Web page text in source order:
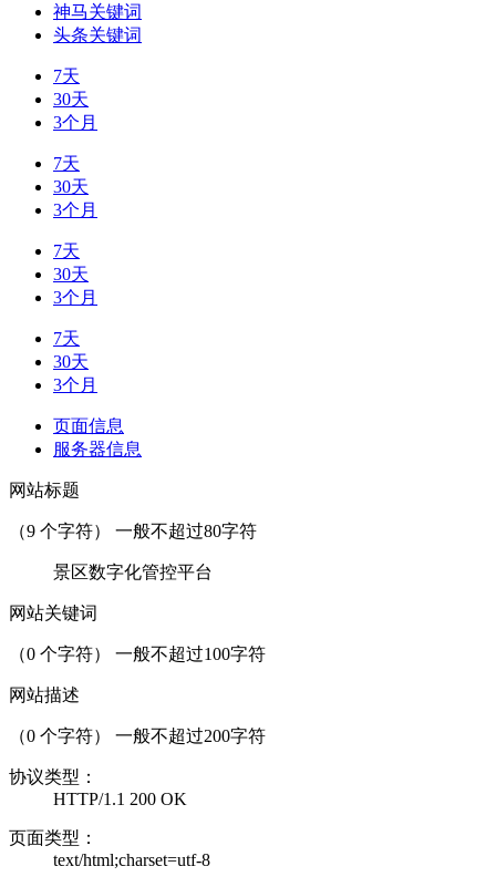
神马关键词
头条关键词
7天
30天
3个月
7天
30天
3个月
7天
30天
3个月
7天
30天
3个月
页面信息
服务器信息
网站标题
（9 个字符） 一般不超过80字符
景区数字化管控平台
网站关键词
（0 个字符） 一般不超过100字符
网站描述
（0 个字符） 一般不超过200字符
协议类型：
HTTP/1.1 200 OK
页面类型：
text/html;charset=utf-8